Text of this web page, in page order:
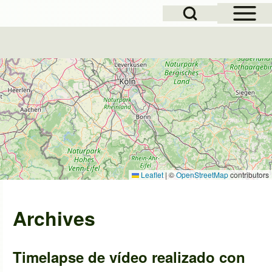
Open Sidebar
Open Search Block
Leaflet |©OpenStreetMapcontributors
Archives
Timelapse de vídeo realizado con